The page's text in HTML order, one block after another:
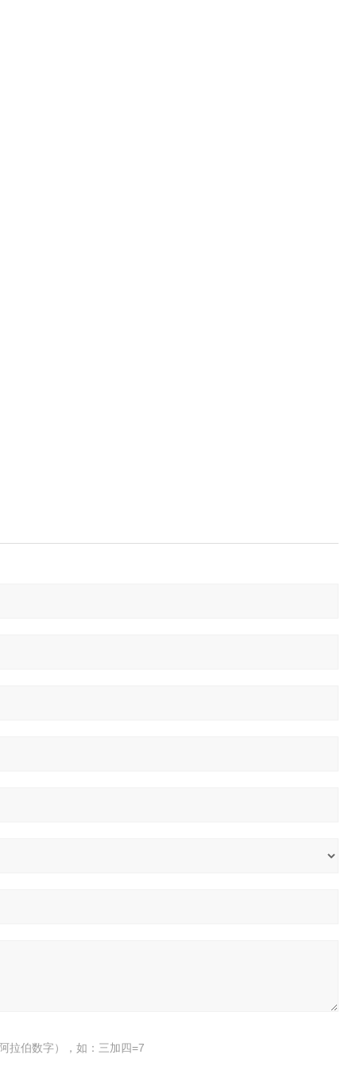
拉伯数字），如：三加四=7